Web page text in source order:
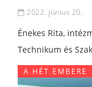
2022. június 20.
Énekes Rita,
Technikum és
A HÉT EMBERE